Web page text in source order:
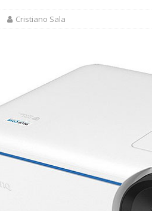
Cristiano Sala